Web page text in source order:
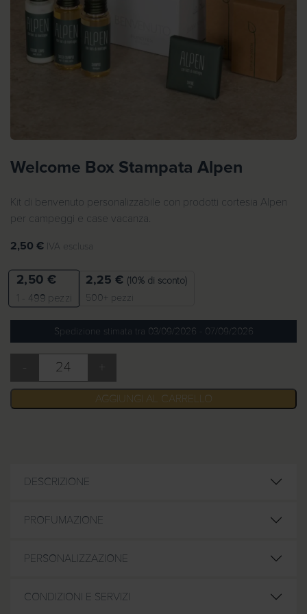
Welcome Box Stampata Alpen
Kit di benvenuto personalizzabile con prodotti cortesia Alpen
per campeggi e case vacanza.
2,50 € IVA esclusa
2,50€
1 - 499 pezzi
2,25 € (10% di sconto)
500+ pezzi
Spedizione stimata tra 03/09/2026 - 07/09/2026
Welcome Box Stampata Alpen quantità
AGGIUNGI AL CARRELLO
DESCRIZIONE
PROFUMAZIONE
PERSONALIZZAZIONE
CONDIZIONI E SERVIZI